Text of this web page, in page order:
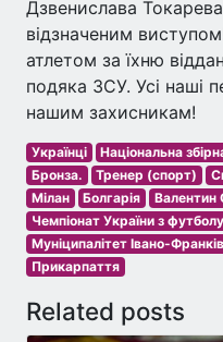
Дзвенислава
відзначеним
атлетом за їхню
подяка ЗСУ. Усі наші
нашим захисникам!
Українці Національна
Бронза.
Тренер (спорт)
Мілан
Болгарія
Валентин
Чемпіонат України з
Муніципалітет Івано-
Прикарпаття
Related posts